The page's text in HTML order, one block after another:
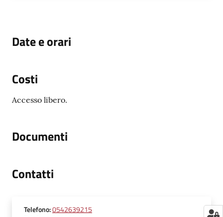
Date e orari
Costi
Accesso libero.
Documenti
Contatti
Telefono:0542639215